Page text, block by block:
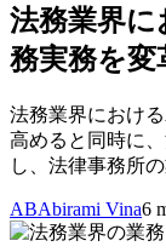
法務業界
務実務を
法務業界におけ
高めると同時に
し、法律事務所
ABAbirami Vina6